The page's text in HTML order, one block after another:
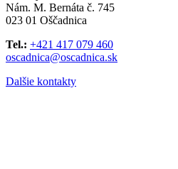
Nám. M. Bernáta č. 745
023 01 Oščadnica
Tel.: +421 417 079 460
oscadnica@oscadnica.sk
Dalšie kontakty